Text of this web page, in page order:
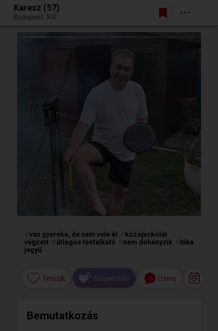
Egy jó randiból bármi lehet.
Belépés
Karesz (57)
Budapest, XIX.
van gyereke, de nem vele él
középiskolát
végzett
átlagos testalkatú nem dohányzik
bika
jegyű
Tetszik SzuperSzív Üzenj
Bemutatkozás